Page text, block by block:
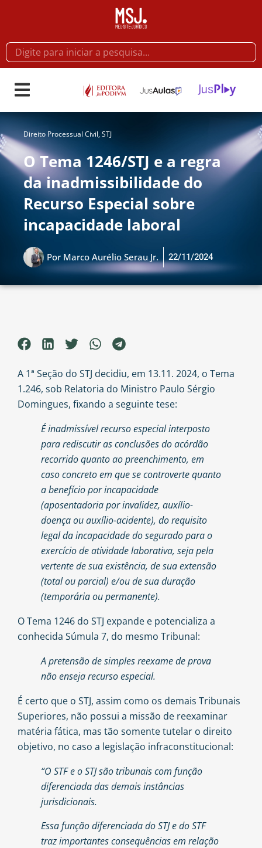
Direito Processual Civil,STJ
O Tema 1246/STJ e a regra
da inadmissibilidade do
Recurso Especial sobre
incapacidade laboral
Por Marco Aurélio Serau Jr. 22/11/2024
A 1ª Seção do STJ decidiu, em 13.11. 2024, o Tema
1.246, sob Relatoria do Ministro Paulo Sérgio
Domingues, fixando a seguinte tese:
É inadmissível recurso especial interposto
para rediscutir as conclusões do acórdão
recorrido quanto ao preenchimento, em
caso concreto em que se controverte quanto
a benefício por incapacidade
(aposentadoria por invalidez, auxílio-
doença ou auxílio-acidente), do requisito
legal da incapacidade do segurado para o
exercício de atividade laborativa, seja pela
vertente de sua existência, de sua extensão
(total ou parcial) e/ou de sua duração
(temporária ou permanente).
O Tema 1246 do STJ expande e potencializa a
conhecida Súmula 7, do mesmo Tribunal:
A pretensão de simples reexame de prova
não enseja recurso especial.
É certo que o STJ, assim como os demais Tribunais
Superiores, não possui a missão de reexaminar
matéria fática, mas tão somente tutelar o direito
objetivo, no caso a legislação infraconstitucional:
“O STF e o STJ são tribunais com função
diferenciada das demais instâncias
jurisdicionais.
Essa função diferenciada do STJ e do STF
traz importantes consequências em relação